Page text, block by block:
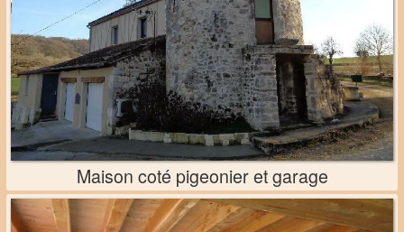
Maison coté pigeonier et garage